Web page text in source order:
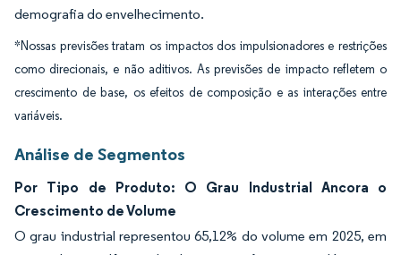
demografia do envelhecimento.
*Nossas previsões tratam os impactos dos impulsionadores e restrições
como direcionais, e não aditivos. As previsões de impacto refletem o
crescimento de base, os efeitos de composição e as interações entre
variáveis.
Análise de Segmentos
Por Tipo de Produto: O Grau Industrial Ancora o
Crescimento de Volume
O grau industrial representou 65,12% do volume em 2025, em